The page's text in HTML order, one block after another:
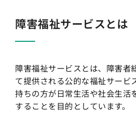
障害福祉サービスとは
障害福祉サービスとは、障害者
て提供される公的な福祉サービ
持ちの方が日常生活や社会生活
することを目的としています。